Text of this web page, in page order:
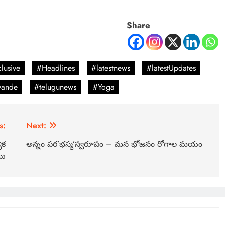
Share
#Headlines #latestnews
#latestUpdates
#telugunews #Yoga
Next:
అన్నం పర’భస్మ’స్వరూపం – మన భోజనం రోగాల మయం